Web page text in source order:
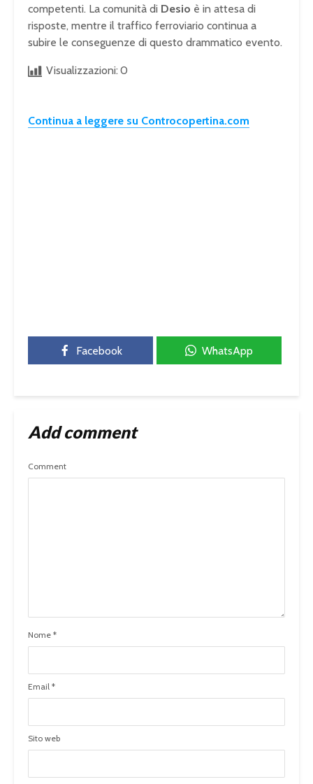
competenti. La comunità di Desio è in attesa di
risposte, mentre il traffico ferroviario continua a
subire le conseguenze di questo drammatico evento.
Visualizzazioni: 0
Continua a leggere su Controcopertina.com
Facebook WhatsApp
Add comment
Comment
Nome *
Email *
Sito web